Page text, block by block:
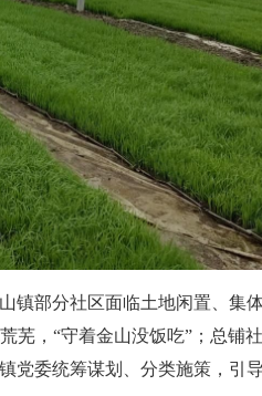
镇部分社区面临土地闲置、集
芜，“守着金山没饭吃”；总铺
委统筹谋划、分类施策，引